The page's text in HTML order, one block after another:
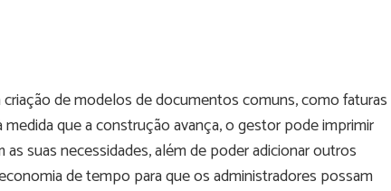
de modelos de documentos comuns, como faturas
que a construção avança, o gestor pode imprimir
suas necessidades, além de poder adicionar outros
de tempo para que os administradores possam